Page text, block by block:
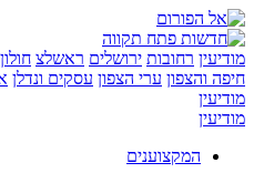
רחובות ירושלים ראשלצ חולון בת ים
ערי הצפון עסקים ונדלן
המקצוענים